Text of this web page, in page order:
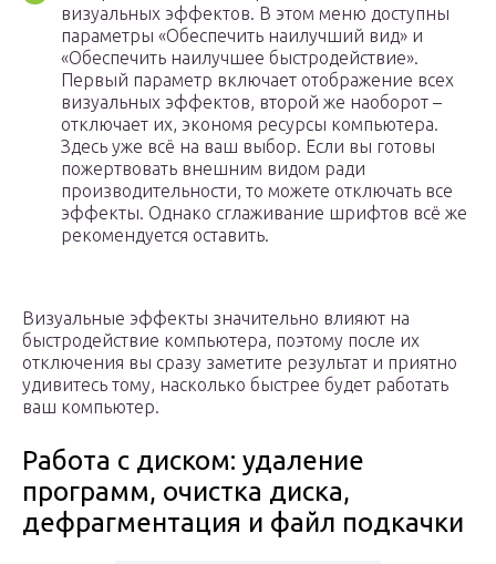
визуальных эффектов. В этом меню доступны
параметры «Обеспечить наилучший вид» и
«Обеспечить наилучшее быстродействие».
Первый параметр включает отображение всех
визуальных эффектов, второй же наоборот –
отключает их, экономя ресурсы компьютера.
Здесь уже всё на ваш выбор. Если вы готовы
пожертвовать внешним видом ради
производительности, то можете отключать все
эффекты. Однако сглаживание шрифтов всё же
рекомендуется оставить.
Визуальные эффекты значительно влияют на
быстродействие компьютера, поэтому после их
отключения вы сразу заметите результат и приятно
удивитесь тому, насколько быстрее будет работать
ваш компьютер.
Работа с диском: удаление
программ, очистка диска,
дефрагментация и файл подкачки